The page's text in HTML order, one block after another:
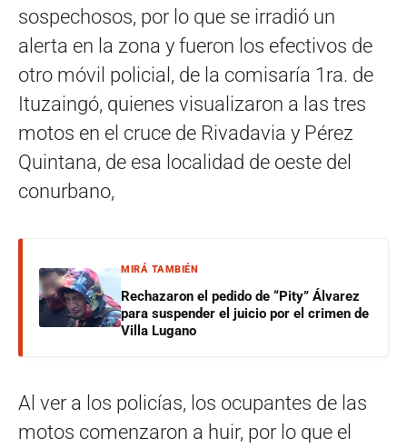
sospechosos, por lo que se irradió un
alerta en la zona y fueron los efectivos de
otro móvil policial, de la comisaría 1ra. de
Ituzaingó, quienes visualizaron a las tres
motos en el cruce de Rivadavia y Pérez
Quintana, de esa localidad de oeste del
conurbano,
MIRÁ TAMBIÉN
Rechazaron el pedido de “Pity” Álvarez
para suspender el juicio por el crimen de
Villa Lugano
Al ver a los policías, los ocupantes de las
motos comenzaron a huir, por lo que el